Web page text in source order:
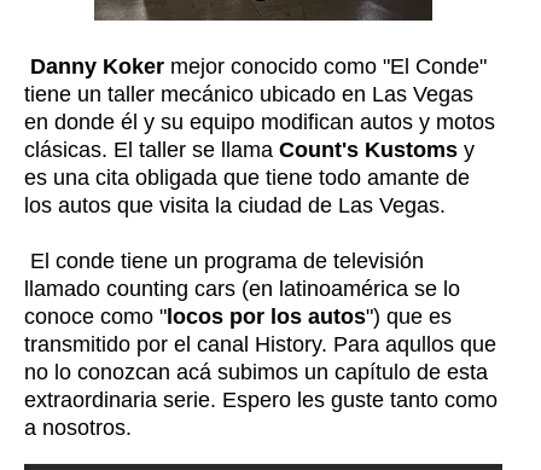
Danny Koker mejor conocido como "El Conde"
tiene un taller mecánico ubicado en Las Vegas
en donde él y su equipo modifican autos y motos
clásicas. El taller se llama Count's Kustoms y
es una cita obligada que tiene todo amante de
los autos que visita la ciudad de Las Vegas.
El conde tiene un programa de televisión
llamado counting cars (en latinoamérica se lo
conoce como "locos por los autos") que es
transmitido por el canal History. Para aqullos que
no lo conozcan acá subimos un capítulo de esta
extraordinaria serie. Espero les guste tanto como
a nosotros.